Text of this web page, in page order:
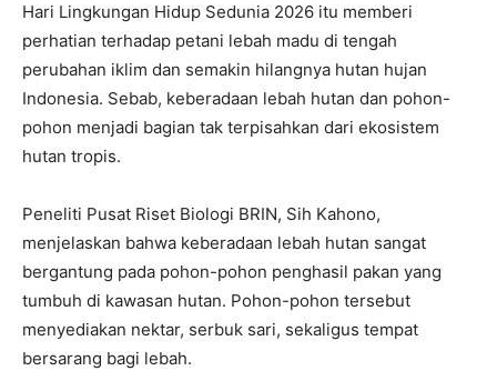
Hari Lingkungan Hidup Sedunia 2026 itu memberi
perhatian terhadap petani lebah madu di tengah
perubahan iklim dan semakin hilangnya hutan hujan
Indonesia. Sebab, keberadaan lebah hutan dan pohon-
pohon menjadi bagian tak terpisahkan dari ekosistem
hutan tropis.
Peneliti Pusat Riset Biologi BRIN, Sih Kahono,
menjelaskan bahwa keberadaan lebah hutan sangat
bergantung pada pohon-pohon penghasil pakan yang
tumbuh di kawasan hutan. Pohon-pohon tersebut
menyediakan nektar, serbuk sari, sekaligus tempat
bersarang bagi lebah.